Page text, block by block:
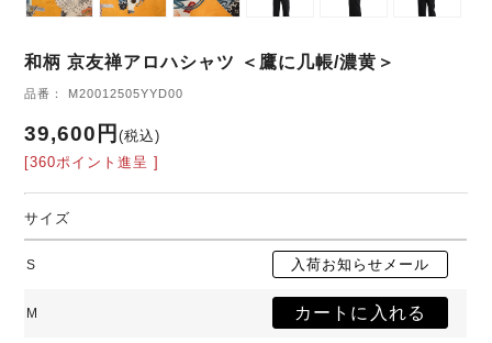
和柄 京友禅アロハシャツ ＜鷹に几帳/濃黄＞
品番： M20012505YYD00
39,600円(税込)
[360ポイント進呈 ]
サイズ
S
M